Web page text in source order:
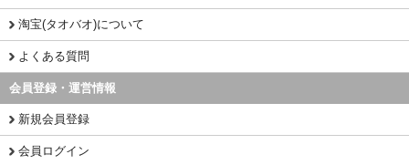
淘宝(タオバオ)について
よくある質問
会員登録・運営情報
新規会員登録
会員ログイン